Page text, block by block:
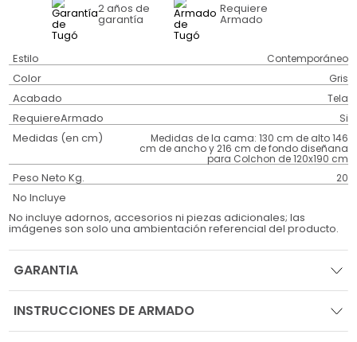
2 años de
garantía
Requiere
Armado
Estilo Contemporáneo
Color Gris
Acabado Tela
RequiereArmado Si
Medidas (en cm) Medidas de la cama: 130 cm de alto 146
cm de ancho y 216 cm de fondo diseñana
para Colchon de 120x190 cm
Peso Neto Kg. 20
No Incluye
No incluye adornos, accesorios ni piezas adicionales; las
imágenes son solo una ambientación referencial del producto.
GARANTIA
INSTRUCCIONES DE ARMADO